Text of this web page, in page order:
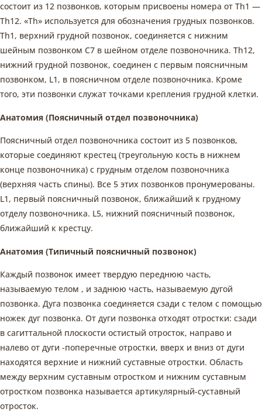
состоит из 12 позвонков, которым присвоены номера от Th1 —
Th12. «Th» используется для обозначения грудных позвонков.
Th1, верхний грудной позвонок, соединяется с нижним
шейным позвонком C7 в шейном отделе позвоночника. Th12,
нижний грудной позвонок, соединен с первым поясничным
позвонком, L1, в поясничном отделе позвоночника. Кроме
того, эти позвонки служат точками крепления грудной клетки.
Анатомия (Поясничный отдел позвоночника)
Поясничный отдел позвоночника состоит из 5 позвонков,
которые соединяют крестец (треугольную кость в нижнем
конце позвоночника) с грудным отделом позвоночника
(верхняя часть спины). Все 5 этих позвонков пронумерованы.
L1, первый поясничный позвонок, ближайший к грудному
отделу позвоночника. L5, нижний поясничный позвонок,
ближайший к крестцу.
Анатомия (Типичный поясничный позвонок)
Каждый позвонок имеет твердую переднюю часть,
называемую телом , и заднюю часть, называемую дугой
позвонка. Дуга позвонка соединяется сзади с телом с помощью
ножек дуг позвонка. От дуги позвонка отходят отростки: сзади
в сагиттальной плоскости остистый отросток, направо и
налево от дуги -поперечные отростки, вверх и вниз от дуги
находятся верхние и нижний суставные отростки. Область
между верхним суставным отростком и нижним суставным
отростком позвонка называется артикулярный-суставный
отросток.